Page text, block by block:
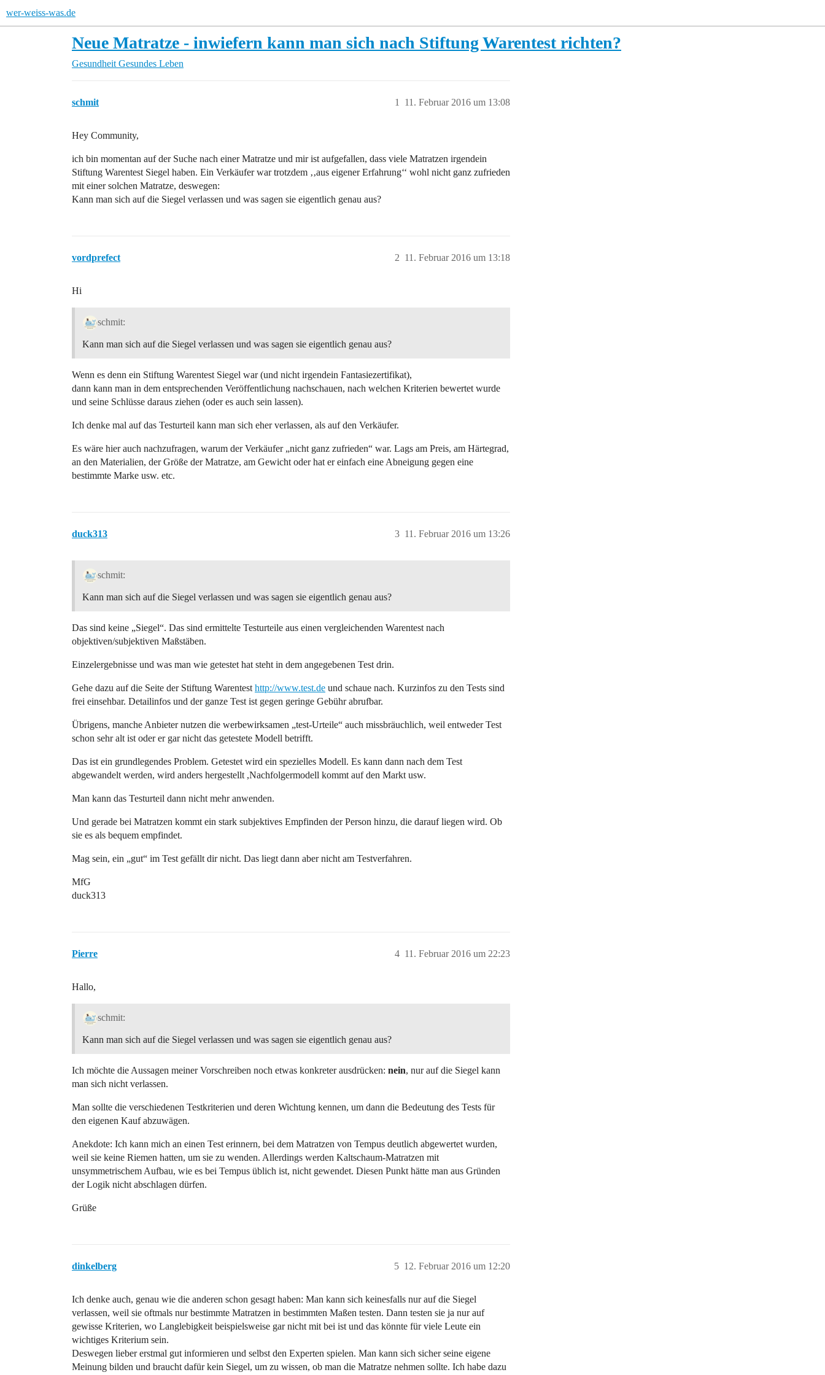
wer-weiss-was.de
Neue Matratze - inwiefern kann man sich nach Stiftung Warentest richten?
Gesundheit Gesundes Leben
schmit 11. Februar 2016 um 13:08
1
Hey Community,
ich bin momentan auf der Suche nach einer Matratze und mir ist aufgefallen, dass viele Matratzen irgendein
Stiftung Warentest Siegel haben. Ein Verkäufer war trotzdem ‚‚aus eigener Erfahrung‘‘ wohl nicht ganz zufrieden
mit einer solchen Matratze, deswegen:
Kann man sich auf die Siegel verlassen und was sagen sie eigentlich genau aus?
vordprefect 11. Februar 2016 um 13:18
2
Hi
schmit:
Kann man sich auf die Siegel verlassen und was sagen sie eigentlich genau aus?
Wenn es denn ein Stiftung Warentest Siegel war (und nicht irgendein Fantasiezertifikat),
dann kann man in dem entsprechenden Veröffentlichung nachschauen, nach welchen Kriterien bewertet wurde
und seine Schlüsse daraus ziehen (oder es auch sein lassen).
Ich denke mal auf das Testurteil kann man sich eher verlassen, als auf den Verkäufer.
Es wäre hier auch nachzufragen, warum der Verkäufer „nicht ganz zufrieden“ war. Lags am Preis, am Härtegrad,
an den Materialien, der Größe der Matratze, am Gewicht oder hat er einfach eine Abneigung gegen eine
bestimmte Marke usw. etc.
duck313 11. Februar 2016 um 13:26
3
schmit:
Kann man sich auf die Siegel verlassen und was sagen sie eigentlich genau aus?
Das sind keine „Siegel“. Das sind ermittelte Testurteile aus einen vergleichenden Warentest nach
objektiven/subjektiven Maßstäben.
Einzelergebnisse und was man wie getestet hat steht in dem angegebenen Test drin.
Gehe dazu auf die Seite der Stiftung Warentest http://www.test.de und schaue nach. Kurzinfos zu den Tests sind
frei einsehbar. Detailinfos und der ganze Test ist gegen geringe Gebühr abrufbar.
Übrigens, manche Anbieter nutzen die werbewirksamen „test-Urteile“ auch missbräuchlich, weil entweder Test
schon sehr alt ist oder er gar nicht das getestete Modell betrifft.
Das ist ein grundlegendes Problem. Getestet wird ein spezielles Modell. Es kann dann nach dem Test
abgewandelt werden, wird anders hergestellt ,Nachfolgermodell kommt auf den Markt usw.
Man kann das Testurteil dann nicht mehr anwenden.
Und gerade bei Matratzen kommt ein stark subjektives Empfinden der Person hinzu, die darauf liegen wird. Ob
sie es als bequem empfindet.
Mag sein, ein „gut“ im Test gefällt dir nicht. Das liegt dann aber nicht am Testverfahren.
MfG
duck313
Pierre 11. Februar 2016 um 22:23
4
Hallo,
schmit:
Kann man sich auf die Siegel verlassen und was sagen sie eigentlich genau aus?
Ich möchte die Aussagen meiner Vorschreiben noch etwas konkreter ausdrücken: nein, nur auf die Siegel kann
man sich nicht verlassen.
Man sollte die verschiedenen Testkriterien und deren Wichtung kennen, um dann die Bedeutung des Tests für
den eigenen Kauf abzuwägen.
Anekdote: Ich kann mich an einen Test erinnern, bei dem Matratzen von Tempus deutlich abgewertet wurden,
weil sie keine Riemen hatten, um sie zu wenden. Allerdings werden Kaltschaum-Matratzen mit
unsymmetrischem Aufbau, wie es bei Tempus üblich ist, nicht gewendet. Diesen Punkt hätte man aus Gründen
der Logik nicht abschlagen dürfen.
Grüße
dinkelberg 12. Februar 2016 um 12:20
5
Ich denke auch, genau wie die anderen schon gesagt haben: Man kann sich keinesfalls nur auf die Siegel
verlassen, weil sie oftmals nur bestimmte Matratzen in bestimmten Maßen testen. Dann testen sie ja nur auf
gewisse Kriterien, wo Langlebigkeit beispielsweise gar nicht mit bei ist und das könnte für viele Leute ein
wichtiges Kriterium sein.
Deswegen lieber erstmal gut informieren und selbst den Experten spielen. Man kann sich sicher seine eigene
Meinung bilden und braucht dafür kein Siegel, um zu wissen, ob man die Matratze nehmen sollte. Ich habe dazu